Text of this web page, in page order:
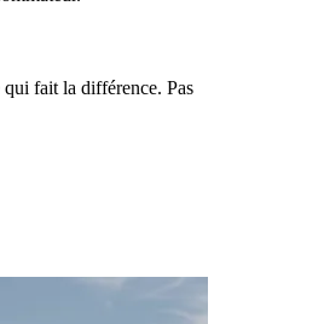
fait la différence. Pas